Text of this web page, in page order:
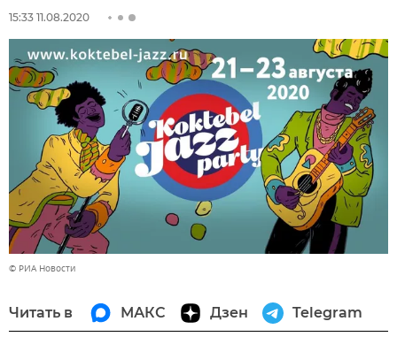
15:33 11.08.2020
© РИА Новости
Читать в МАКС Дзен Telegram